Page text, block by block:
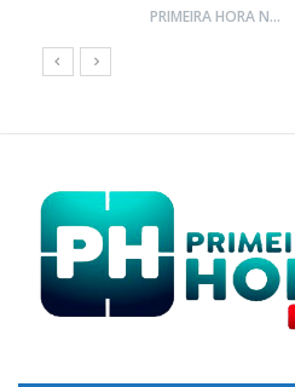
PRIMEIRA HORA NEWS